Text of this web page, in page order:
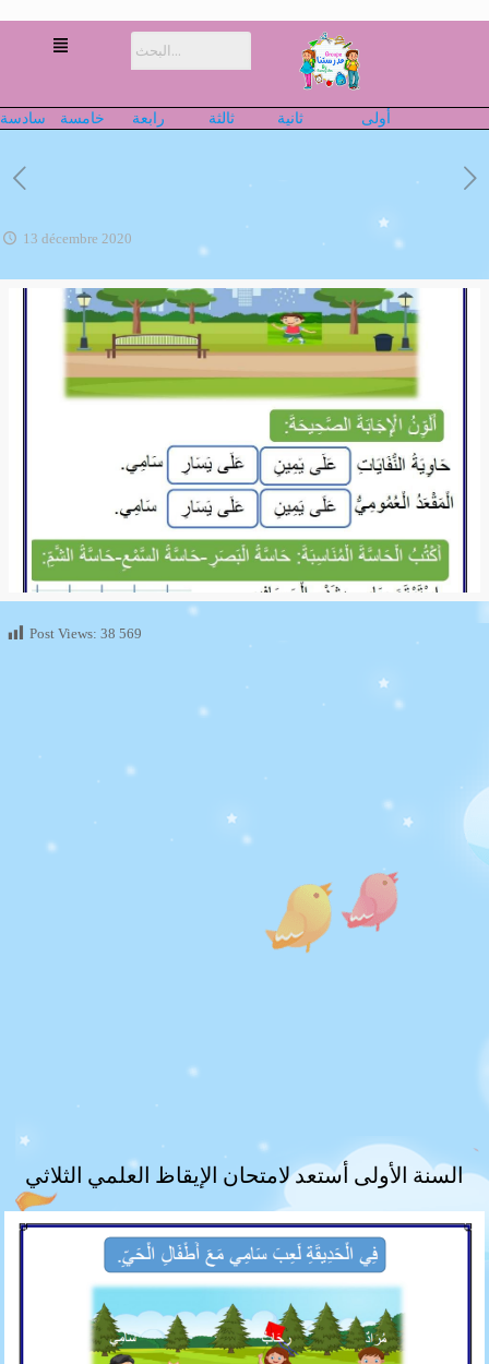
أولى ثانية ثالثة رابعة خامسة سادسة
13 décembre 2020
Post Views: 38 569
السنة الأولى أستعد لامتحان الإيقاظ العلمي الثلاثي